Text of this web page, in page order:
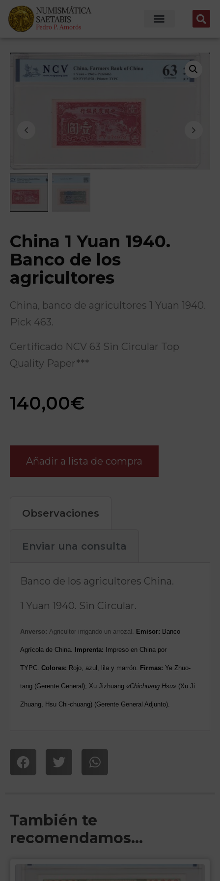
China 1 Yuan 1940.
Banco de los
agricultores
China, banco de agricultores 1 Yuan 1940.
Pick 463.
Certificado NCV 63 Sin Circular Top
Quality Paper***
140,00€
Añadir a lista de compra
Observaciones
Enviar una consulta
Banco de los agricultores China.
1 Yuan 1940. Sin Circular.
Anverso: Agricultor irrigando un arrozal. Emisor: Banco
Agrícola de China. Imprenta: Impreso en China por
TYPC. Colores: Rojo, azul, lila y marrón. Firmas: Ye Zhuo-
tang (Gerente General); Xu Jizhuang «Chichuang Hsu» (Xu Ji
Zhuang, Hsu Chi-chuang) (Gerente General Adjunto).
También te
recomendamos…